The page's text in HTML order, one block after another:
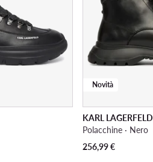
Novità
KARL LAGERFELD
Polacchine · Nero
256,99€